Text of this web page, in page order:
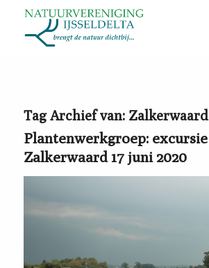
Tag Archief van: Zalkerwaard
Plantenwerkgroep: excursie
Zalkerwaard 17 juni 2020